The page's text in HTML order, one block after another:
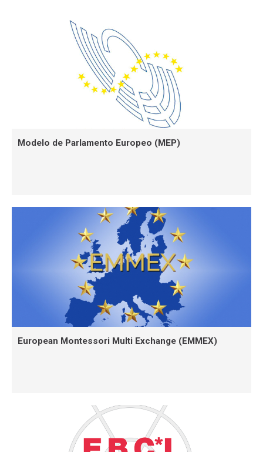
Modelo de Parlamento Europeo (MEP)
European Montessori Multi Exchange (EMMEX)